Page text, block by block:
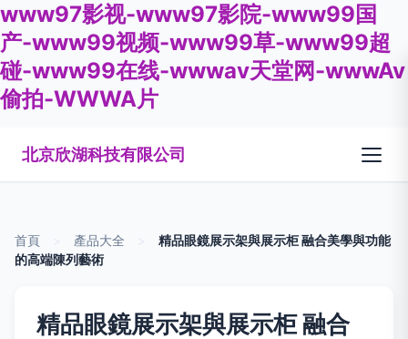
www97影视-www97影院-www99国
产-www99视频-www99草-www99超
碰-www99在线-wwwav天堂网-wwwAv
偷拍-WWWA片
北京欣湖科技有限公司
首頁 產品大全
精品眼鏡展示架與展示柜 融合美學與功能
的高端陳列藝術
精品眼鏡展示架與展示柜 融合